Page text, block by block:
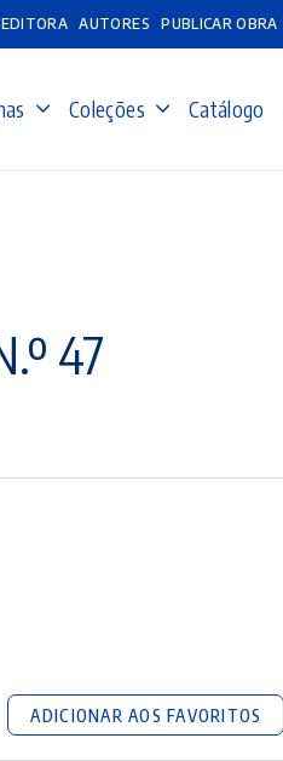
AUTORES PUBLICAR OBRA
Coleções Catálogo
47
ADICIONAR AOS FAVORITOS